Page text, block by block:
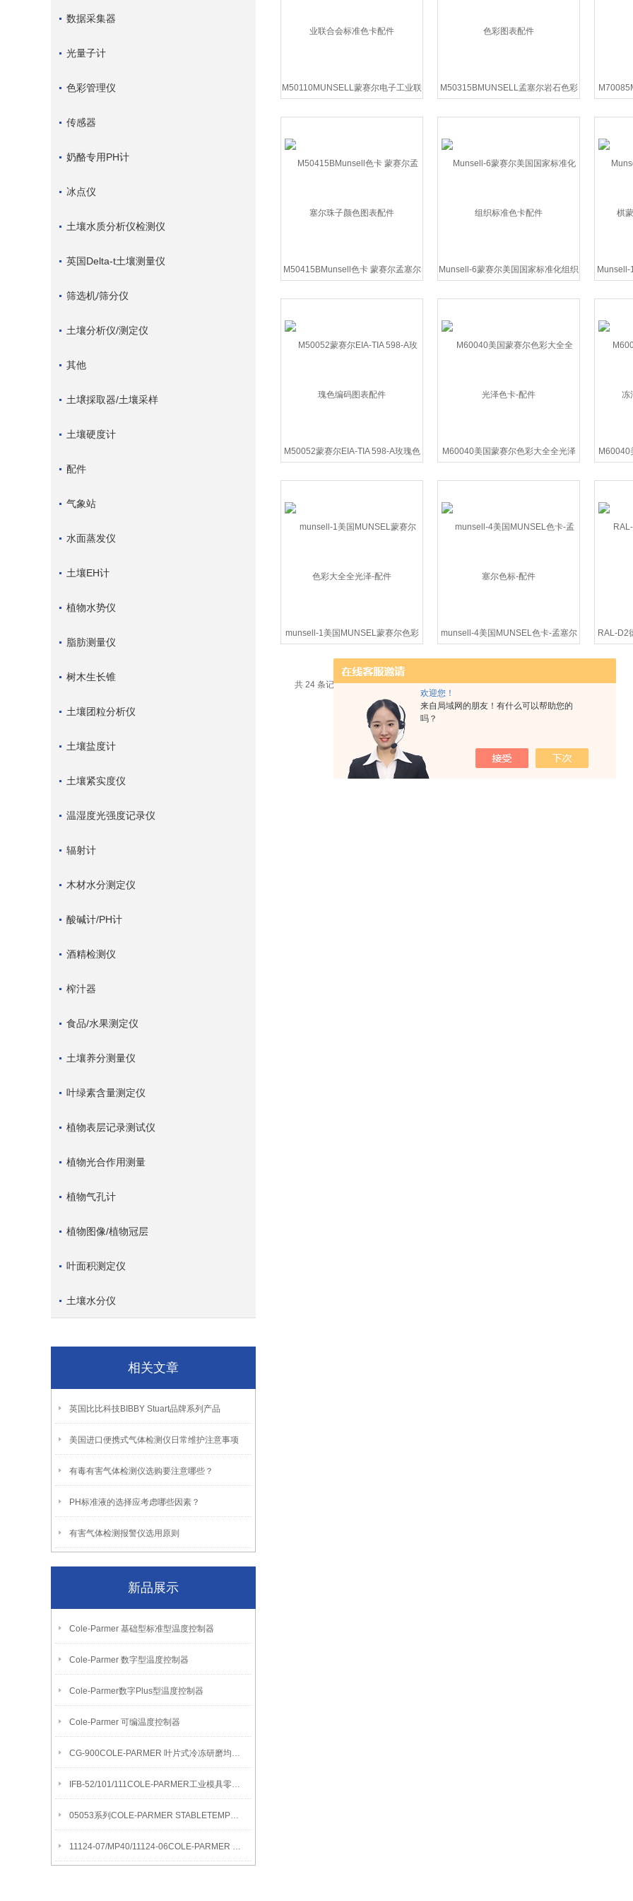
欢迎您！
来自局域网的朋友！有什么可以帮助您的
吗？
数据采集器
光量子计
色彩管理仪
传感器
奶酪专用PH计
冰点仪
土壤水质分析仪检测仪
英国Delta-t土壤测量仪
筛选机/筛分仪
土壤分析仪/测定仪
其他
土壌採取器/土壤采样
土壤硬度计
配件
气象站
水面蒸发仪
土壤EH计
植物水势仪
脂肪测量仪
树木生长锥
土壤团粒分析仪
土壤盐度计
土壤紧实度仪
温湿度光强度记录仪
辐射计
木材水分测定仪
酸碱计/PH计
酒精检测仪
榨汁器
食品/水果测定仪
土壤养分测量仪
叶绿素含量测定仪
植物表层记录测试仪
植物光合作用测量
植物气孔计
植物图像/植物冠层
叶面积测定仪
土壤水分仪
相关文章
英国比比科技BIBBY Stuart品牌系列产品
美国进口便携式气体检测仪日常维护注意事项
有毒有害气体检测仪选购要注意哪些？
PH标准液的选择应考虑哪些因素？
有害气体检测报警仪选用原则
新品展示
Cole-Parmer 基础型标准型温度控制器
Cole-Parmer 数字型温度控制器
Cole-Parmer数字Plus型温度控制器
Cole-Parmer 可编温度控制器
CG-900COLE-PARMER 叶片式冷冻研磨均质机
IFB-52/101/111COLE-PARMER工业模具零件清洁流化沙浴
05053系列COLE-PARMER STABLETEMP真空烘箱
11124-07/MP40/11124-06COLE-PARMER SYMMETRY MB水分测定天平
M50110MUNSELL蒙赛尔电子工业联 M50315BMUNSELL孟塞尔岩石色彩
M50415BMunsell色卡 蒙赛尔孟塞尔 Munsell-6蒙赛尔美国国家标准化组织 Munsell-
M50052蒙赛尔EIA-TIA 598-A玫瑰色 M60040美国蒙赛尔色彩大全全光泽 M60040
munsell-1美国MUNSEL蒙赛尔色彩 munsell-4美国MUNSEL色卡-孟塞尔 RAL-D2
共 24 条记录，当前 1 / 2 页 首页 上一页下一页 末页跳转到第 页